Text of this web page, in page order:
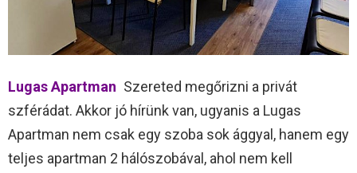
Lugas Apartman Szereted megőrizni a privát
szférádat. Akkor jó hírünk van, ugyanis a Lugas
Apartman nem csak egy szoba sok ággyal, hanem egy
teljes apartman 2 hálószobával, ahol nem kell